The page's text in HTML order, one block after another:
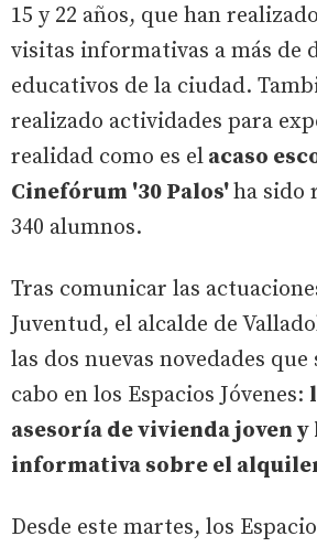
15 y 22 años, que han
visitas informativas a más de
educativos de la ciudad.
realizado actividades para
realidad como es el acaso
Cinefórum '30 Palos'ha sido
340 alumnos.
Tras comunicar las
Juventud, el alcalde de
las dos nuevas novedades que
cabo en los Espacios Jóvenes:
asesoría de vivienda joven y
informativa sobre el
Desde este martes, los